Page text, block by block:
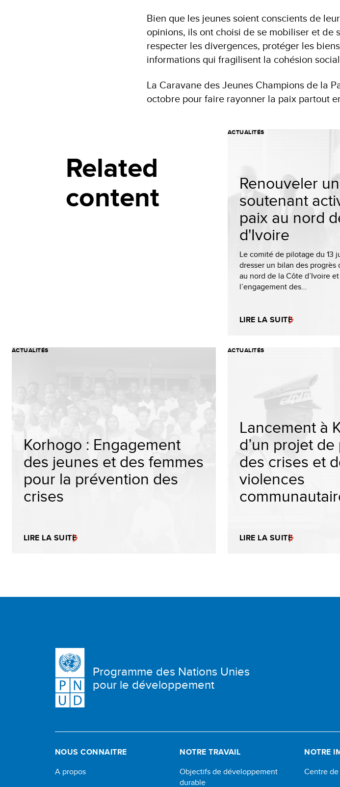
Bien que les jeunes soient conscients de
opinions, ils ont choisi de se mobiliser et de
respecter les divergences, protéger les
informations qui fragilisent la cohésion
La Caravane des Jeunes Champions de la
octobre pour faire rayonner la paix partout
Related
content
ACTUALITÉS
Renouveler
soutenant
paix au nord
d'Ivoire
Le comité de pilotage du 13
dresser un bilan des
au nord de la Côte d’Ivoire
l’engagement des…
LIRE LA SUITE
ACTUALITÉS
Korhogo : Engagement
des jeunes et des femmes
pour la prévention des
crises
LIRE LA SUITE
ACTUALITÉS
Lancement à
d’un projet
des crises et
violences
LIRE LA SUITE
Programme des Nations Unies
pour le développement
NOUS CONNAITRE
A propos
NOTRE TRAVAIL
Objectifs de développement
durable
NOTRE
Centre